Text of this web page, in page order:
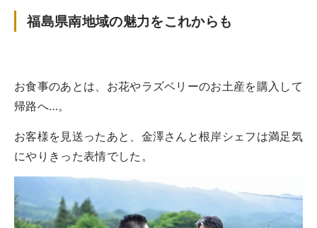
福島県南地域の魅力をこれからも
お食事のあとは、お花やラズベリーのお土産を購入して
帰路へ…。
お客様を見送ったあと、金澤さんと根岸シェフは満足気
にやりきった表情でした。